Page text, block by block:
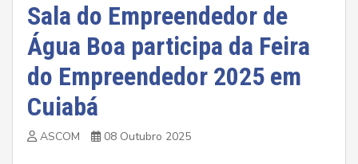
Sala do Empreendedor de
Água Boa participa da Feira
do Empreendedor 2025 em
Cuiabá
ASCOM 08 Outubro 2025